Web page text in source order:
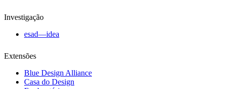
Investigação
esad—idea
Extensões
Blue Design Alliance
Casa do Design